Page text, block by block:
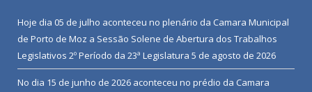
Hoje dia 05 de julho aconteceu no plenário da Camara Municipal
de Porto de Moz a Sessão Solene de Abertura dos Trabalhos
Legislativos 2º Período da 23ª Legislatura 5 de agosto de 2026
No dia 15 de junho de 2026 aconteceu no prédio da Camara